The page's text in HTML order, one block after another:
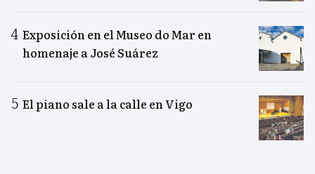
Exposición en el Museo do Mar en
homenaje a José Suárez
El piano sale a la calle en Vigo